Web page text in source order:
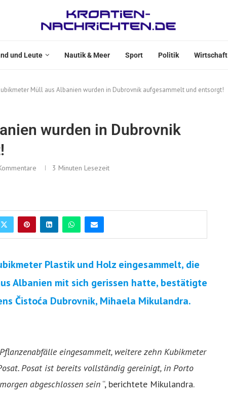
und Leute Nautik & Meer Sport Politik Wirtschaft
Müll aus Albanien wurden in Dubrovnik aufgesammelt und entsorgt!
wurden in Dubrovnik
3 Minuten Lesezeit
Plastik und Holz eingesammelt, die
Albanien mit sich gerissen hatte, bestätigte
Čistoća Dubrovnik, Mihaela Mikulandra.
eingesammelt, weitere zehn Kubikmeter
Posat ist bereits vollständig gereinigt, in Porto
abgeschlossen sein “, berichtete Mikulandra.